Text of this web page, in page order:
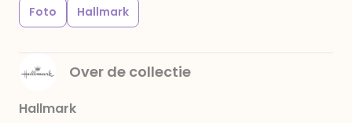
Foto
Hallmark
Over de collectie
Hallmark